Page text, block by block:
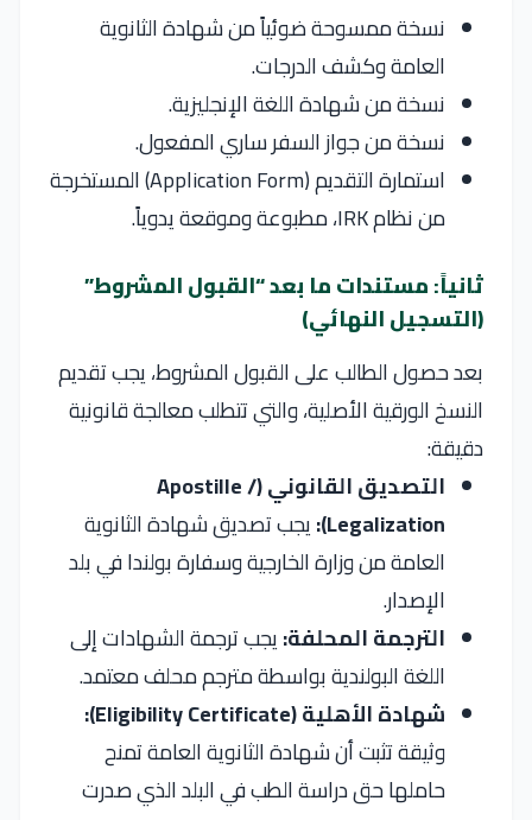
نسخة ممسوحة ضوئياً من شهادة الثانوية
العامة وكشف الدرجات.
نسخة من شهادة اللغة الإنجليزية.
نسخة من جواز السفر ساري المفعول.
استمارة التقديم (Application Form) المستخرجة
من نظام IRK، مطبوعة وموقعة يدوياً.
ثانياً: مستندات ما بعد “القبول المشروط”
(التسجيل النهائي)
بعد حصول الطالب على القبول المشروط، يجب تقديم
النسخ الورقية الأصلية، والتي تتطلب معالجة قانونية
دقيقة:
التصديق القانوني (Apostille /
Legalization): يجب تصديق شهادة الثانوية
العامة من وزارة الخارجية وسفارة بولندا في بلد
الإصدار.
الترجمة المحلفة:يجب ترجمة الشهادات إلى
اللغة البولندية بواسطة مترجم محلف معتمد.
شهادة الأهلية (Eligibility Certificate):
وثيقة تثبت أن شهادة الثانوية العامة تمنح
حاملها حق دراسة الطب في البلد الذي صدرت